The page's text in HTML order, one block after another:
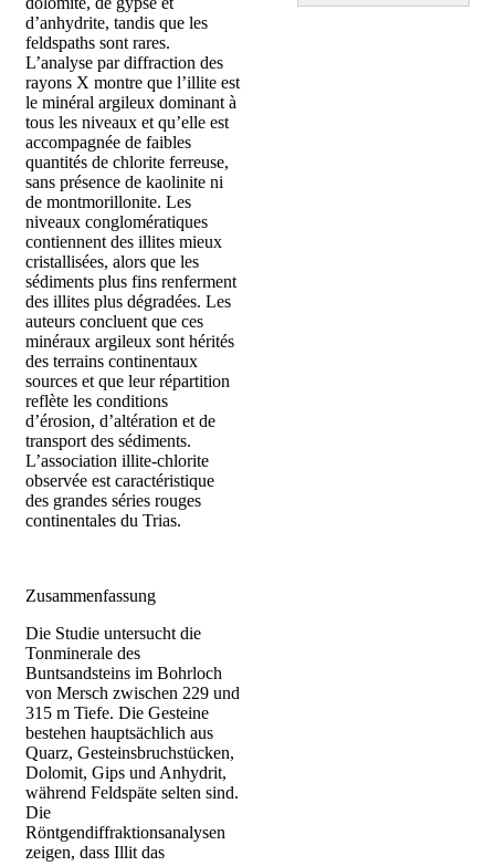
d’anhydrite, tandis que les
feldspaths sont rares.
L’analyse par diffraction des
rayons X montre que l’illite est
le minéral argileux dominant à
tous les niveaux et qu’elle est
accompagnée de faibles
quantités de chlorite ferreuse,
sans présence de kaolinite ni
de montmorillonite. Les
niveaux conglomératiques
contiennent des illites mieux
cristallisées, alors que les
sédiments plus fins renferment
des illites plus dégradées. Les
auteurs concluent que ces
minéraux argileux sont hérités
des terrains continentaux
sources et que leur répartition
reflète les conditions
d’érosion, d’altération et de
transport des sédiments.
L’association illite-chlorite
observée est caractéristique
des grandes séries rouges
continentales du Trias.
Zusammenfassung
Die Studie untersucht die
Tonminerale des
Buntsandsteins im Bohrloch
von Mersch zwischen 229 und
315 m Tiefe. Die Gesteine
bestehen hauptsächlich aus
Quarz, Gesteinsbruchstücken,
Dolomit, Gips und Anhydrit,
während Feldspäte selten sind.
Die
Röntgendiffraktionsanalysen
zeigen, dass Illit das